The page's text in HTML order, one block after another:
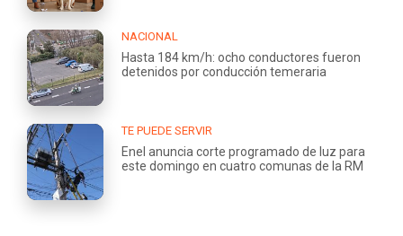
NACIONAL
Hasta 184 km/h: ocho conductores fueron
detenidos por conducción temeraria
TE PUEDE SERVIR
Enel anuncia corte programado de luz para
este domingo en cuatro comunas de la RM